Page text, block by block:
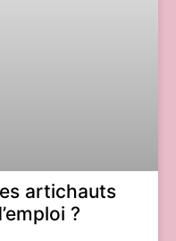
artichauts
?